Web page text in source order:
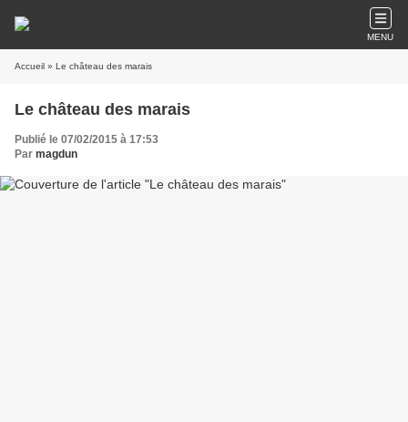
MENU
Accueil » Le château des marais
Le château des marais
Publié le 07/02/2015 à 17:53
Par magdun